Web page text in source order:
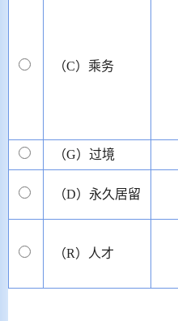
（C）乘务
（G）过境
（D）永久居留
（R）人才